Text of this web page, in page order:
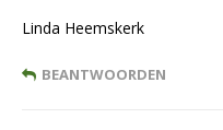
Linda Heemskerk
BEANTWOORDEN